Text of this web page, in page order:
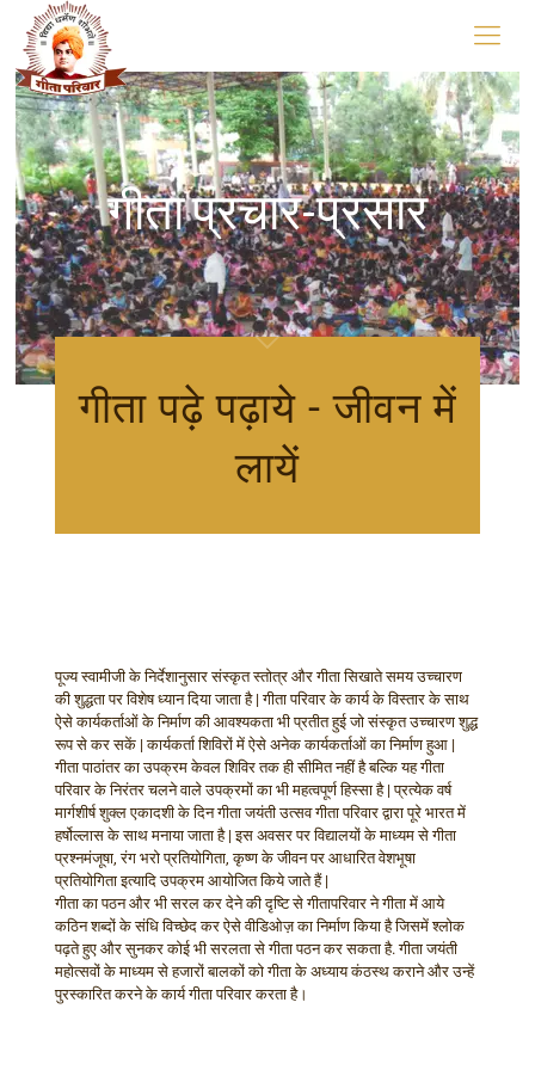
गीता प्रचार-प्रसार
गीता पढ़े पढ़ाये - जीवन में
लायें
पूज्य स्वामीजी के निर्देशानुसार संस्कृत स्तोत्र और गीता सिखाते समय उच्चारण
की शुद्धता पर विशेष ध्यान दिया जाता है | गीता परिवार के कार्य के विस्तार के साथ
ऐसे कार्यकर्ताओं के निर्माण की आवश्यकता भी प्रतीत हुई जो संस्कृत उच्चारण शुद्ध
रूप से कर सकें | कार्यकर्ता शिविरों में ऐसे अनेक कार्यकर्ताओं का निर्माण हुआ |
गीता पाठांतर का उपक्रम केवल शिविर तक ही सीमित नहीं है बल्कि यह गीता
परिवार के निरंतर चलने वाले उपक्रमों का भी महत्वपूर्ण हिस्सा है | प्रत्येक वर्ष
मार्गशीर्ष शुक्ल एकादशी के दिन गीता जयंती उत्सव गीता परिवार द्वारा पूरे भारत में
हर्षोल्लास के साथ मनाया जाता है | इस अवसर पर विद्यालयों के माध्यम से गीता
प्रश्नमंजूषा, रंग भरो प्रतियोगिता, कृष्ण के जीवन पर आधारित वेशभूषा
प्रतियोगिता इत्यादि उपक्रम आयोजित किये जाते हैं |
गीता का पठन और भी सरल कर देने की दृष्टि से गीतापरिवार ने गीता में आये
कठिन शब्दों के संधि विच्छेद कर ऐसे वीडिओज़ का निर्माण किया है जिसमें श्लोक
पढ़ते हुए और सुनकर कोई भी सरलता से गीता पठन कर सकता है. गीता जयंती
महोत्सवों के माध्यम से हजारों बालकों को गीता के अध्याय कंठस्थ कराने और उन्हें
पुरस्कारित करने के कार्य गीता परिवार करता है।